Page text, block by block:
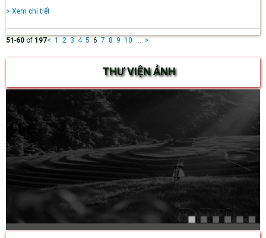
> Xem chi tiết
51 -60 of 197< 1 2 3 4 5 6 7 8 9 10 ... >
THƯ VIỆN ẢNH